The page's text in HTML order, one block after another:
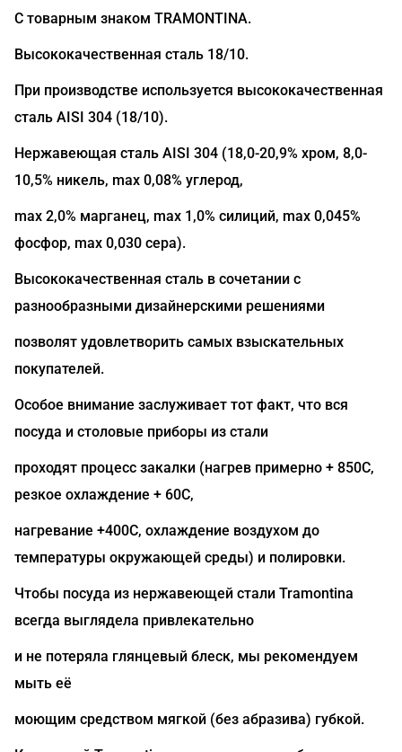
С товарным знаком TRAMONTINA.
Высококачественная сталь 18/10.
При производстве используется высококачественная
сталь AISI 304 (18/10).
Нержавеющая сталь AISI 304 (18,0-20,9% хром, 8,0-
10,5% никель, max 0,08% углерод,
max 2,0% марганец, max 1,0% силиций, max 0,045%
фосфор, max 0,030 сера).
Высококачественная сталь в сочетании с
разнообразными дизайнерскими решениями
позволят удовлетворить самых взыскательных
покупателей.
Особое внимание заслуживает тот факт, что вся
посуда и столовые приборы из стали
проходят процесс закалки (нагрев примерно + 850C,
резкое охлаждение + 60С,
нагревание +400C, охлаждение воздухом до
температуры окружающей среды) и полировки.
Чтобы посуда из нержавеющей стали Tramontina
всегда выглядела привлекательно
и не потеряла глянцевый блеск, мы рекомендуем
мыть её
моющим средством мягкой (без абразива) губкой.